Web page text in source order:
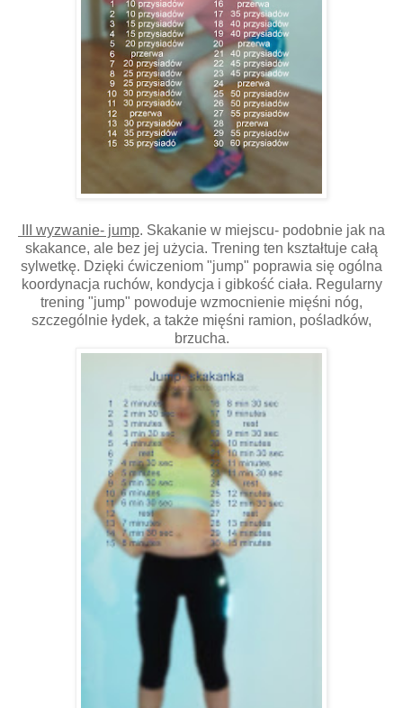
III wyzwanie- jump. Skakanie w miejscu- podobnie jak na
skakance, ale bez jej użycia. Trening ten kształtuje całą
sylwetkę. Dzięki ćwiczeniom "jump" poprawia się ogólna
koordynacja ruchów, kondycja i gibkość ciała. Regularny
trening "jump" powoduje wzmocnienie mięśni nóg,
szczególnie łydek, a także mięśni ramion, pośladków,
brzucha.